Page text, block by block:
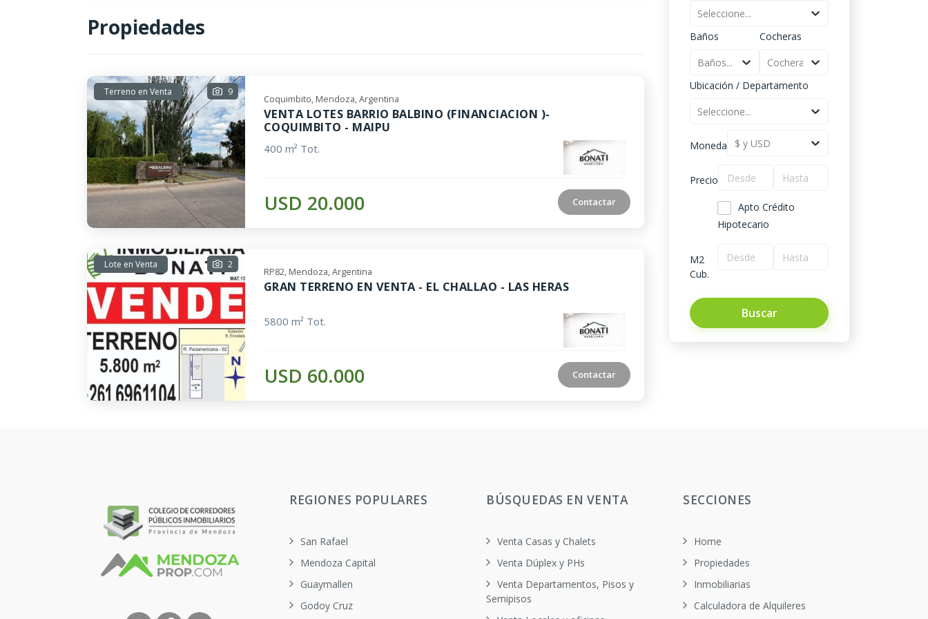
Propiedades
Terreno en Venta 9
Coquimbito, Mendoza, Argentina
VENTA LOTES BARRIO BALBINO (FINANCIACION )-
COQUIMBITO - MAIPU
400 m² Tot.
USD 20.000 Contactar
Lote en Venta 2
RP82, Mendoza, Argentina
GRAN TERRENO EN VENTA - EL CHALLAO - LAS HERAS
5800 m² Tot.
USD 60.000 Contactar
Seleccione...
Baños
Baños...
Cocheras
Cocheras...
Ubicación / Departamento
Seleccione...
Moneda $ y USD
Precio
Apto Crédito
Hipotecario
M2
Cub.
Buscar
REGIONES POPULARES
San Rafael
Mendoza Capital
Guaymallen
Godoy Cruz
BÚSQUEDAS EN VENTA
Venta Casas y Chalets
Venta Dúplex y PHs
Venta Departamentos, Pisos y
Semipisos
SECCIONES
Home
Propiedades
Inmobiliarias
Calculadora de Alquileres